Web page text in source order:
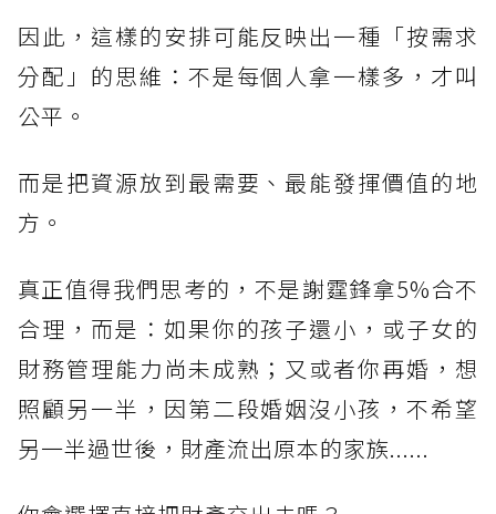
因此，這樣的安排可能反映出一種「按需求
分配」的思維：不是每個人拿一樣多，才叫
公平。
而是把資源放到最需要、最能發揮價值的地
方。
真正值得我們思考的，不是謝霆鋒拿5%合不
合理，而是：如果你的孩子還小，或子女的
財務管理能力尚未成熟；又或者你再婚，想
照顧另一半，因第二段婚姻沒小孩，不希望
另一半過世後，財產流出原本的家族......